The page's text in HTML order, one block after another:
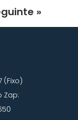
»
(Fixo)
Zap: